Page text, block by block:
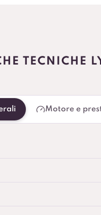
TECNICHE
Motore e